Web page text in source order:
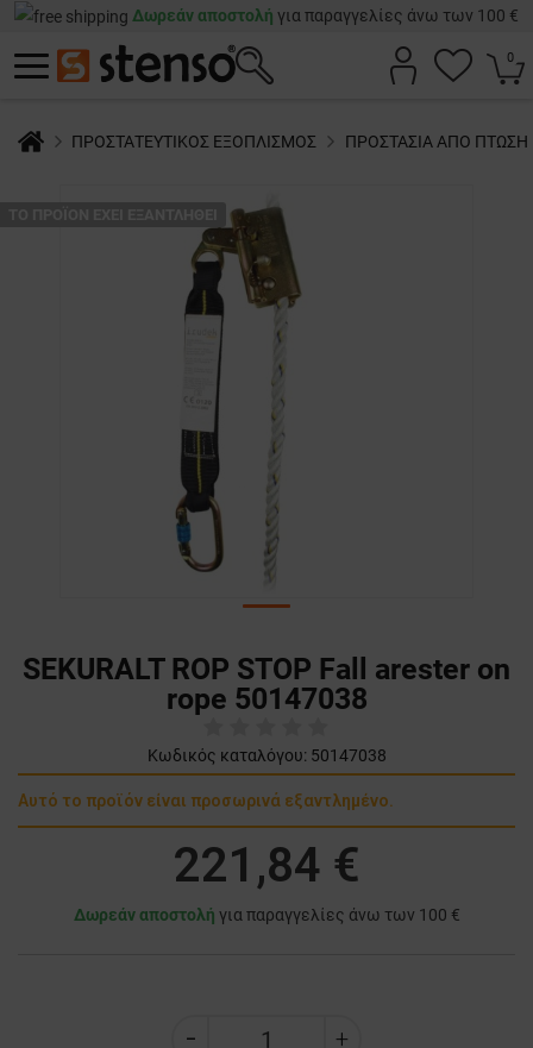
Δωρεάν αποστολή για παραγγελίες άνω των 100 €
0
ΠΡΟΣΤΑΤΕΥΤΙΚΟΣ ΕΞΟΠΛΙΣΜΟΣ ΠΡΟΣΤΑΣΙΑ ΑΠΟ ΠΤΩΣΗ
SEKURALT ROP STOP Fall arester on
rope 50147038
Κωδικός καταλόγου: 50147038
Αυτό το προϊόν είναι προσωρινά εξαντλημένο.
221,84 €
Δωρεάν αποστολή για παραγγελίες άνω των 100 €